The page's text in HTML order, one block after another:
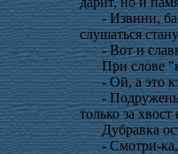
- Извини,
слушаться
- Вот и
При слове
- Ой, а это
-
только за
Дубравка
- Смотри-